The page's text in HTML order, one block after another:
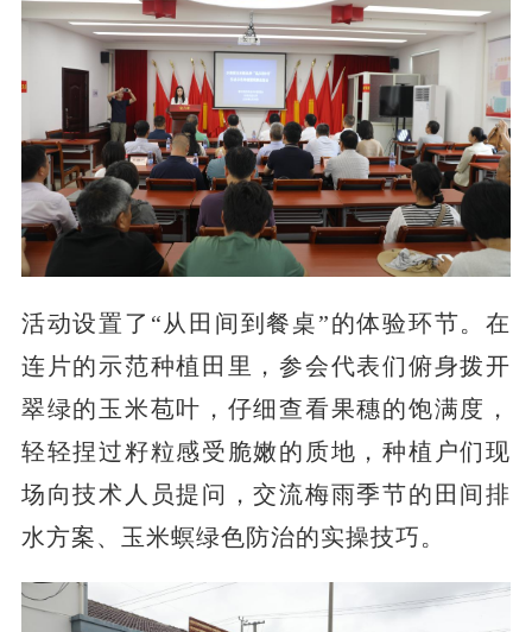
活动设置了“从田间到餐桌”的体验环节。在
连片的示范种植田里，参会代表们俯身拨开
翠绿的玉米苞叶，仔细查看果穗的饱满度，
轻轻捏过籽粒感受脆嫩的质地，种植户们现
场向技术人员提问，交流梅雨季节的田间排
水方案、玉米螟绿色防治的实操技巧。